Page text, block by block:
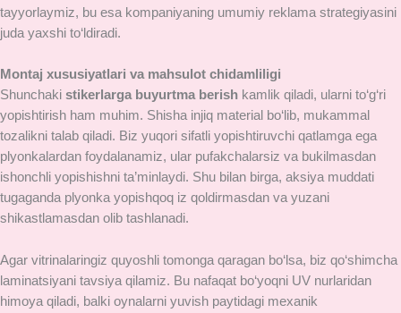
tayyorlaymiz, bu esa kompaniyaning umumiy reklama strategiyasini
juda yaxshi to‘ldiradi.
Montaj xususiyatlari va mahsulot chidamliligi
Shunchaki stikerlarga buyurtma berish kamlik qiladi, ularni to‘g‘ri
yopishtirish ham muhim. Shisha injiq material bo‘lib, mukammal
tozalikni talab qiladi. Biz yuqori sifatli yopishtiruvchi qatlamga ega
plyonkalardan foydalanamiz, ular pufakchalarsiz va bukilmasdan
ishonchli yopishishni ta’minlaydi. Shu bilan birga, aksiya muddati
tugaganda plyonka yopishqoq iz qoldirmasdan va yuzani
shikastlamasdan olib tashlanadi.
Agar vitrinalaringiz quyoshli tomonga qaragan bo‘lsa, biz qo‘shimcha
laminatsiyani tavsiya qilamiz. Bu nafaqat bo‘yoqni UV nurlaridan
himoya qiladi, balki oynalarni yuvish paytidagi mexanik